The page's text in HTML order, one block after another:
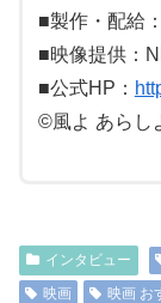
■製作・配給
■映像提供：
■公式HP：
©風よ あらし
インタビュー
映画
映画 お